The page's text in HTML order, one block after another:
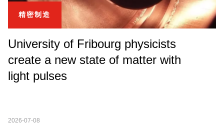
精密制造
University of Fribourg physicists
create a new state of matter with
light pulses
2026-07-08